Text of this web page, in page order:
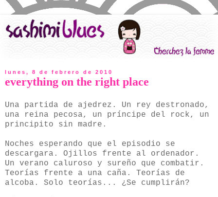
lunes, 8 de febrero de 2010
everything on the right place
Una partida de ajedrez. Un rey destronado,
una reina pecosa, un príncipe del rock, un
principito sin madre.
Noches esperando que el episodio se
descargara. Ojillos frente al ordenador.
Un verano caluroso y sureño que combatir.
Teorías frente a una caña. Teorías de
alcoba. Solo teorías... ¿Se cumplirán?